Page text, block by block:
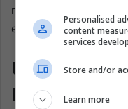
resultado, dice Mues,
extracción”, una
Una
Madrid
Personalised
content
services
Store and/or
Learn more